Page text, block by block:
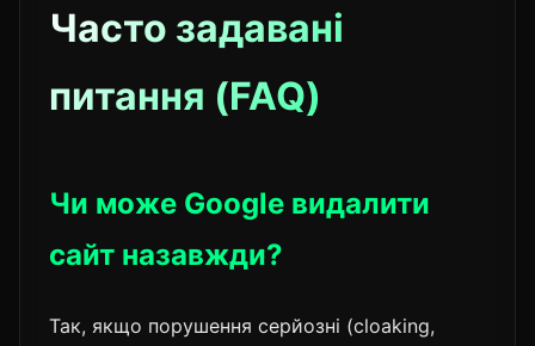
Часто задавані
питання (FAQ)
Чи може Google видалити
сайт назавжди?
Так, якщо порушення серйозні (cloaking,